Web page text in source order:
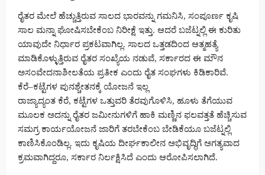
ರೈತರ ಮೇಲೆ ಹೆಚ್ಚುತ್ತಿರುವ ಸಾಲದ ಭಾರವನ್ನು ಗಮನಿಸಿ, ಸಂಪೂರ್ಣ ಕೃಷಿ
ಸಾಲ ಮನ್ನಾ ಘೋಷಿಸಬೇಕೆಂಬ ನಿರೀಕ್ಷೆ ಇತ್ತು. ಆದರೆ ಬಜೆಟ್ನಲ್ಲಿ ಈ ಕುರಿತು
ಯಾವುದೇ ನಿರ್ಧಾರ ಪ್ರಕಟವಾಗಿಲ್ಲ. ಸಾಲದ ಒತ್ತಡದಿಂದ ಆತ್ಮಹತ್ಯೆ
ಮಾಡಿಕೊಳ್ಳುತ್ತಿರುವ ರೈತರ ಸಂಖ್ಯೆಯ ನಡುವೆ, ಸರ್ಕಾರದ ಈ ಮೌನ
ಅಸಂವೇದನಾಶೀಲತೆಯ ಪ್ರತೀಕ ಎಂದು ರೈತ ಸಂಘಗಳು ಕಿಡಿಕಾರಿವೆ.
ಕೆರೆ–ಕಟ್ಟೆಗಳ ಪುನಶ್ಚೇತನಕ್ಕೆ ಯೋಜನೆ ಇಲ್ಲ
ರಾಜ್ಯಾದ್ಯಂತ ಕೆರೆ, ಕಟ್ಟೆಗಳ ಒತ್ತುವರಿ ತೆರವುಗೊಳಿಸಿ, ಹೂಳು ತೆಗೆಯುವ
ಮೂಲಕ ಅದನ್ನು ರೈತರ ಜಮೀನುಗಳಿಗೆ ಹಾಕಿ ಮಣ್ಣಿನ ಫಲವತ್ತತೆ ಹೆಚ್ಚಿಸುವ
ಸಮಗ್ರ ಕಾರ್ಯಯೋಜನೆ ಜಾರಿಗೆ ತರಬೇಕೆಂಬ ಬೇಡಿಕೆಯೂ ಬಜೆಟ್ನಲ್ಲಿ
ಕಾಣಿಸಿಕೊಂಡಿಲ್ಲ. ಇದು ಕೃಷಿಯ ದೀರ್ಘಕಾಲೀನ ಅಭಿವೃದ್ಧಿಗೆ ಅಗತ್ಯವಾದ
ಕ್ರಮವಾಗಿದ್ದರೂ, ಸರ್ಕಾರ ನಿರ್ಲಕ್ಷಿಸಿದೆ ಎಂದು ಆರೋಪಿಸಲಾಗಿದೆ.